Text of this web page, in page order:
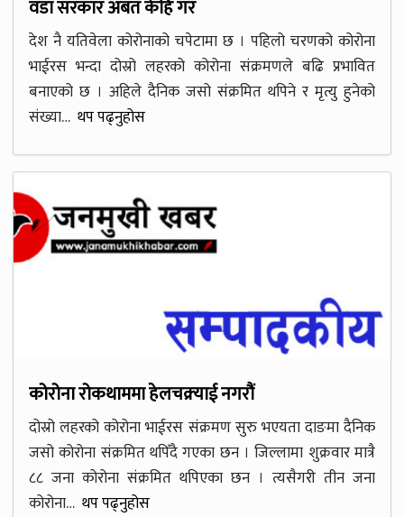
वडा सरकार अबत केहि गर
देश नै यतिवेला कोरोनाको चपेटामा छ । पहिलो चरणको कोरोना
भाईरस भन्दा दोस्रो लहरको कोरोना संक्रमणले बढि प्रभावित
बनाएको छ । अहिले दैनिक जसो संक्रमित थपिने र मृत्यु हुनेको
संख्या… थप पढ्नुहोस
कोरोना रोकथाममा हेलचक्र्याई नगरौं
दोस्रो लहरको कोरोना भाईरस संक्रमण सुरु भएयता दाङमा दैनिक
जसो कोरोना संक्रमित थपिँदै गएका छन । जिल्लामा शुक्रवार मात्रै
८८ जना कोरोना संक्रमित थपिएका छन । त्यसैगरी तीन जना
कोरोना… थप पढ्नुहोस